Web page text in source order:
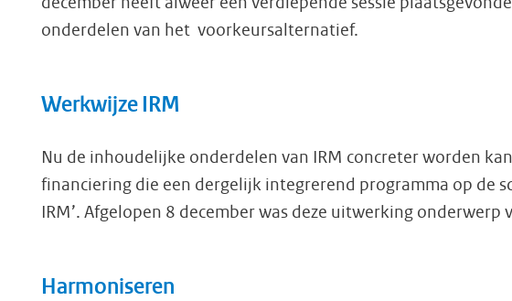
onderdelen van het voorkeursalternatief.
Werkwijze IRM
Nu de inhoudelijke onderdelen van IRM concreter worden
financiering die een dergelijk integrerend programma op de
IRM’. Afgelopen 8 december was deze uitwerking
Harmoniseren